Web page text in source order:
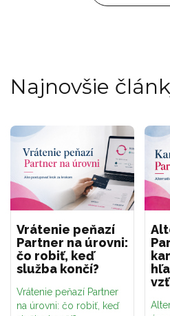
Najnovšie
Vrátenie peňazí
Partner na úrovni:
čo robiť, keď
služba končí?
Vrátenie peňazí Partner
na úrovni: čo robiť, keď